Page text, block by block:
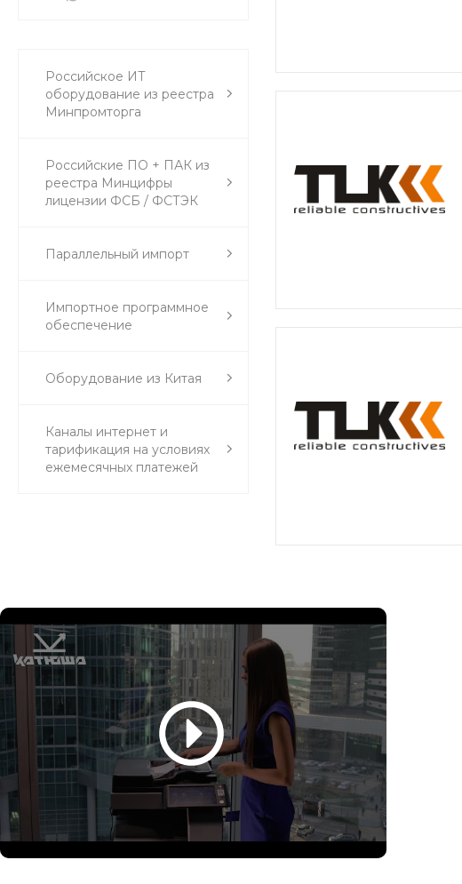
Российское ИТ
оборудование из реестра
Минпромторга
Российские ПО + ПАК из
реестра Минцифры
лицензии ФСБ / ФСТЭК
Параллельный импорт
Импортное программное
обеспечение
Оборудование из Китая
Каналы интернет и
тарификация на условиях
ежемесячных платежей